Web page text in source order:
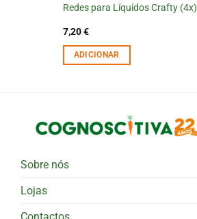
Redes para Líquidos Crafty (4x)
7,20€
ADICIONAR
Sobre nós
Lojas
Contactos